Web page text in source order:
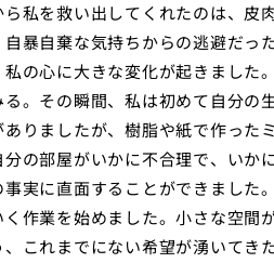
私を救い出してくれたのは、
暴自棄な気持ちからの逃避だ
の心に大きな変化が起きまし
。その瞬間、私は初めて自分
りましたが、樹脂や紙で作っ
の部屋がいかに不合理で、い
実に直面することができました
作業を始めました。小さな空
これまでにない希望が湧いて